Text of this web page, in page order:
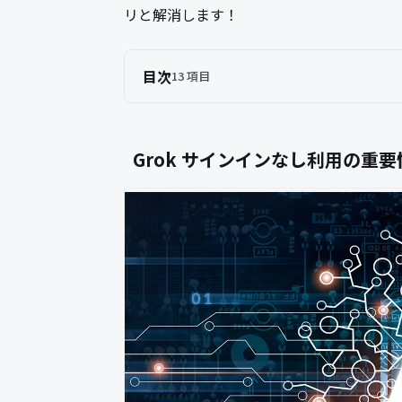
リと解消します！
目次13 項目
Grok サインインなし利用の重要